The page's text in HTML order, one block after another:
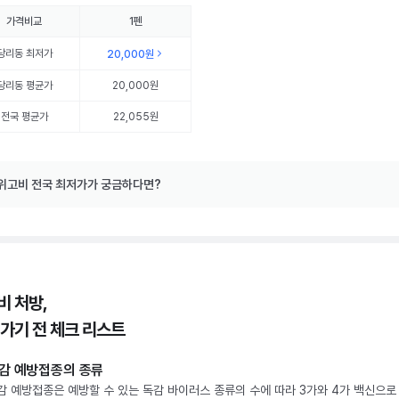
가격비교 1펜
리동최저가 20,000원
리동평균가 20,000원
전국 평균가 22,055원
고비 전국 최저가가 궁금하다면?
처방,
기 전 체크 리스트
예방접종의 종류
예방접종은 예방할 수 있는 독감 바이러스 종류의 수에 따라 3가와 4가 백신으로